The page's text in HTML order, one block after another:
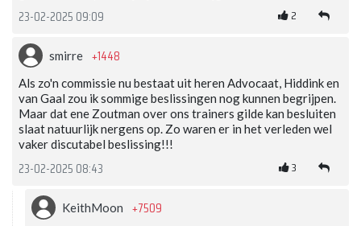
23-02-2025 09:09 2
smirre +1448
Als zo'n commissie nu bestaat uit heren Advocaat, Hiddink en
van Gaal zou ik sommige beslissingen nog kunnen begrijpen.
Maar dat ene Zoutman over ons trainers gilde kan besluiten
slaat natuurlijk nergens op. Zo waren er in het verleden wel
vaker discutabel beslissing!!!
23-02-2025 08:43 3
KeithMoon +7509